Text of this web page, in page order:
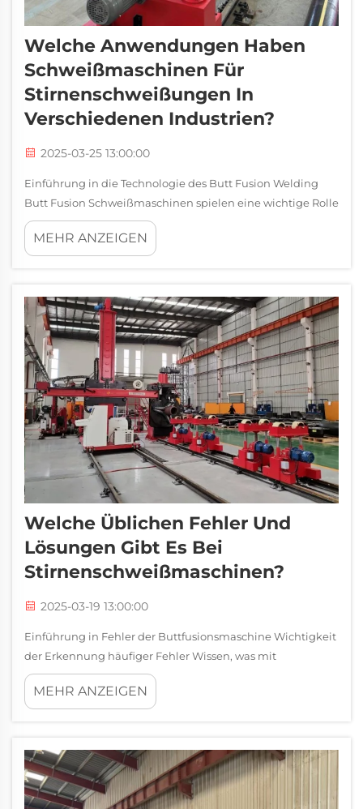
Welche Anwendungen Haben
Schweißmaschinen Für
Stirnenschweißungen In
Verschiedenen Industrien?
2025-03-25 13:00:00
Einführung in die Technologie des Butt Fusion Welding
Butt Fusion Schweißmaschinen spielen eine wichtige Rolle
bei der Verbindung von thermoplastischen Rohren,
insbesondere aus HDPE oder Hochdichte-Polyethylen. Der
MEHR ANZEIGEN
Welche Üblichen Fehler Und
Lösungen Gibt Es Bei
Stirnenschweißmaschinen?
2025-03-19 13:00:00
Einführung in Fehler der Buttfusionsmaschine Wichtigkeit
der Erkennung häufiger Fehler Wissen, was mit
Buttfusionsmaschinen schief geht, ist sehr wichtig, wenn es
darum geht, die Betriebsabläufe in Fabriken und Anlagen
MEHR ANZEIGEN